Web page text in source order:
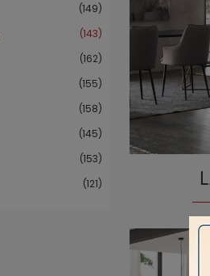
149
143
162
155
158
145
153
121